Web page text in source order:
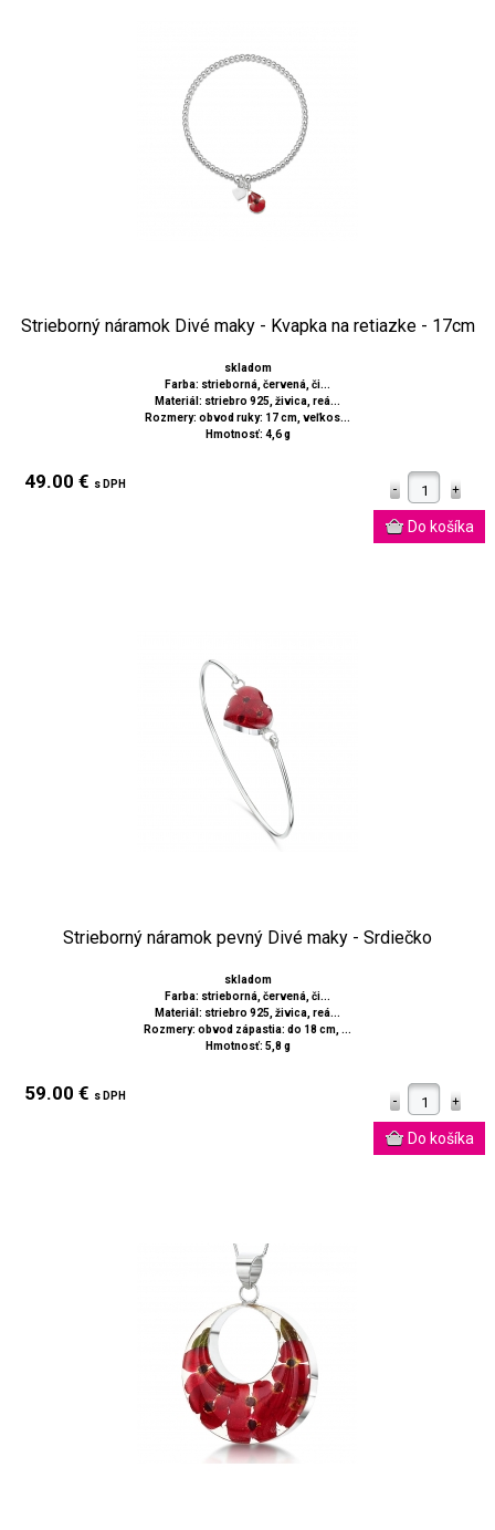
Strieborný náramok Divé maky - Kvapka na retiazke - 17cm
skladom
Farba: strieborná, červená, či...
Materiál: striebro 925, živica, reá...
Rozmery: obvod ruky: 17 cm, veľkos...
Hmotnosť: 4,6 g
49.00 € s DPH
Strieborný náramok pevný Divé maky - Srdiečko
skladom
Farba: strieborná, červená, či...
Materiál: striebro 925, živica, reá...
Rozmery: obvod zápastia: do 18 cm, ...
Hmotnosť: 5,8 g
59.00 € s DPH